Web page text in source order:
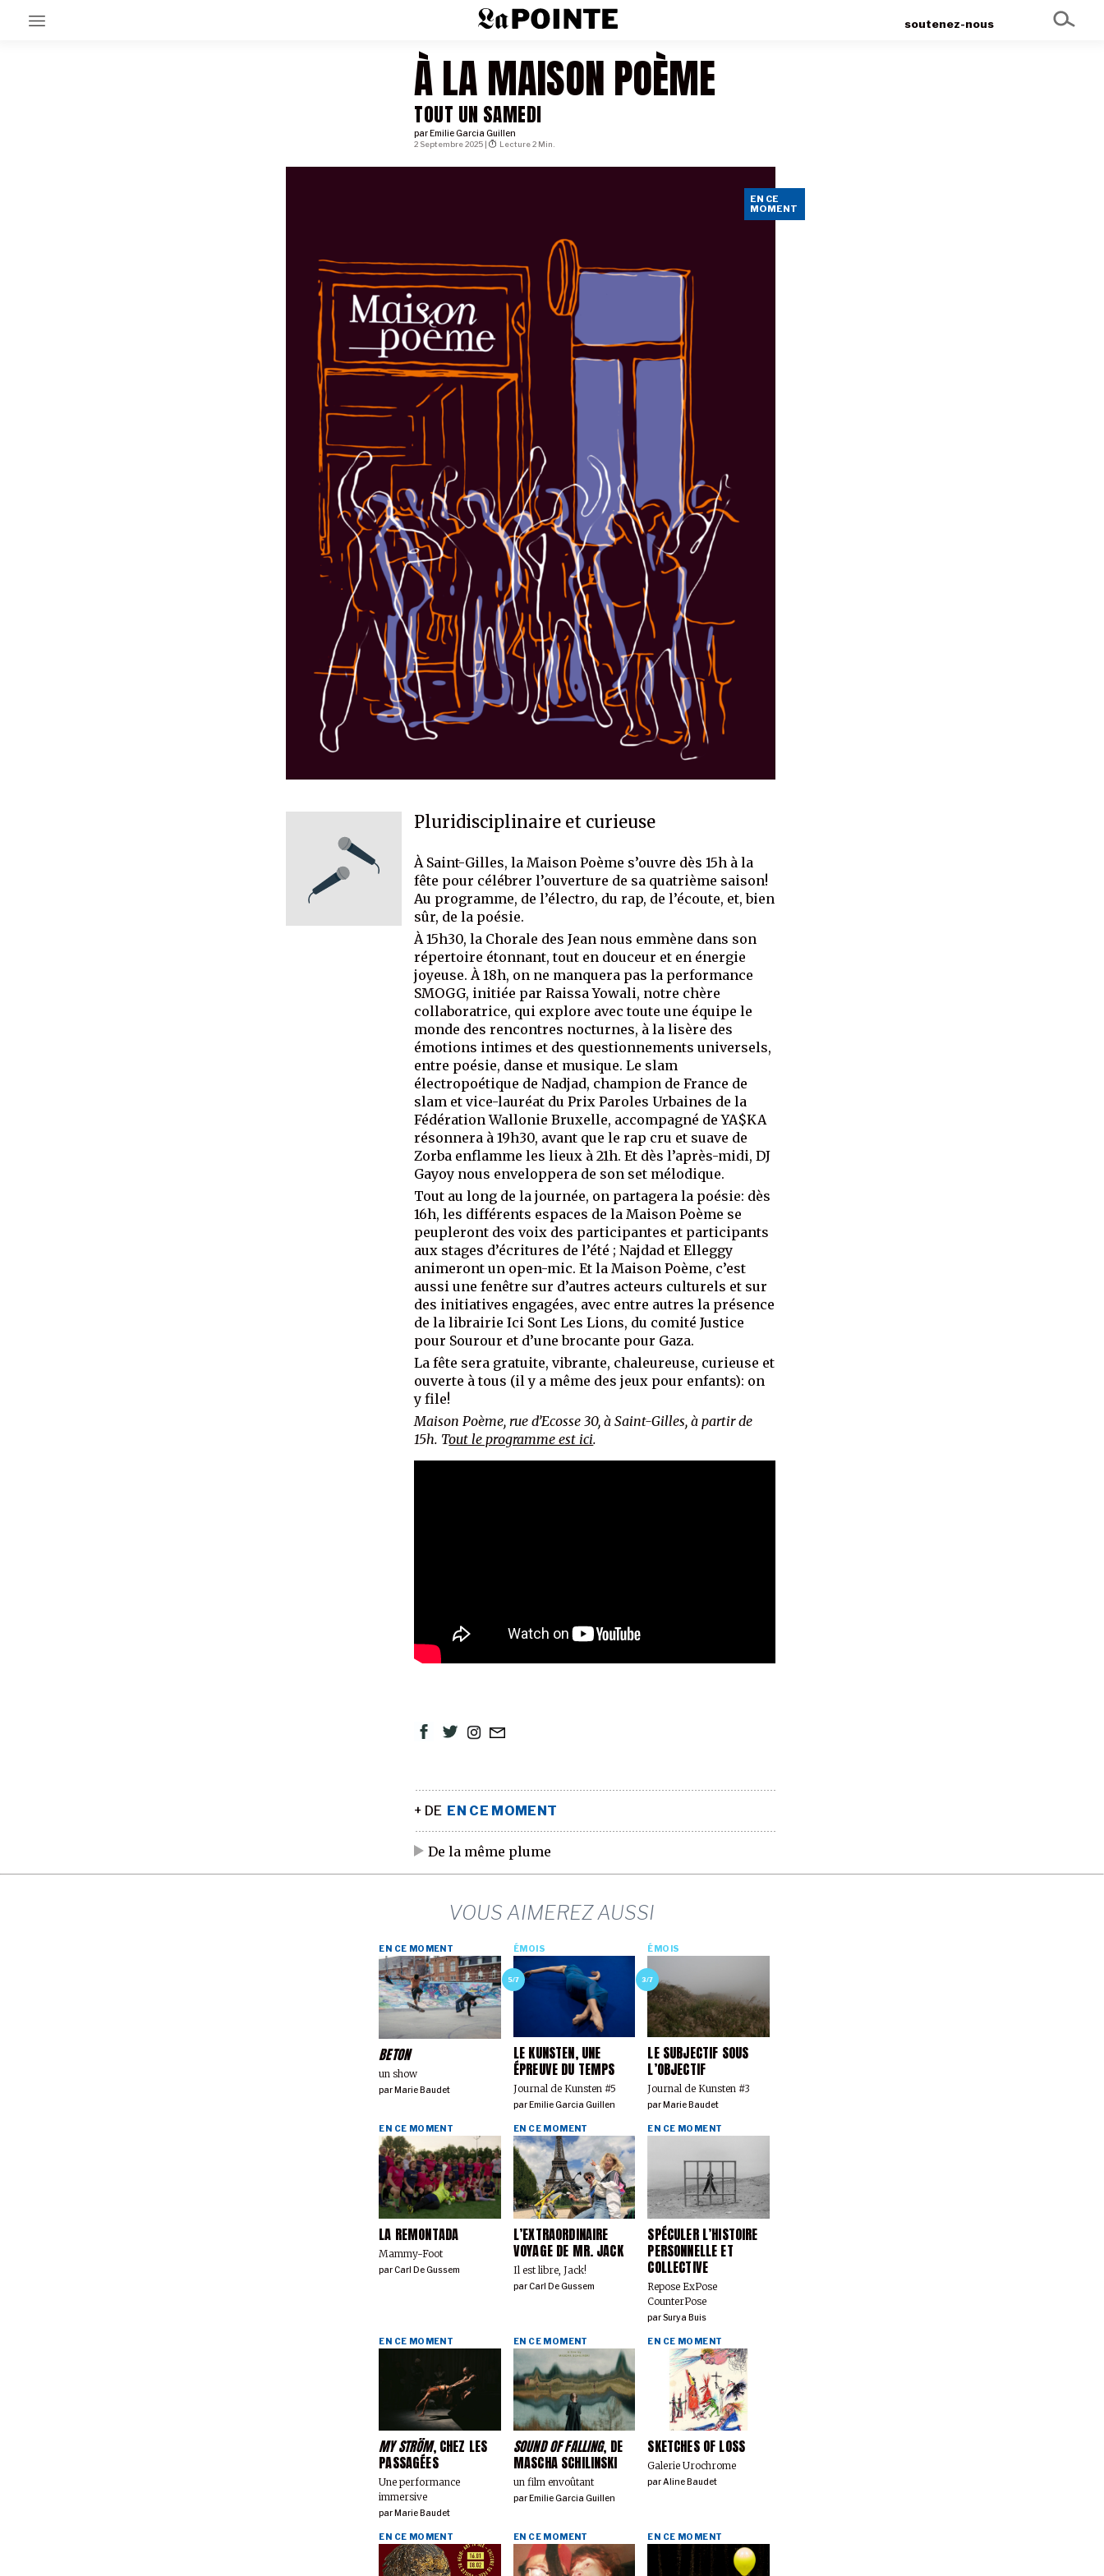
soutenez-nous
À LA MAISON POÈME
TOUT UN SAMEDI
EN CE
MOMENT
par Emilie Garcia Guillen
Pluridisciplinaire et curieuse
2 Septembre 2025 | Lecture 2 Min.
À Saint-Gilles, la Maison Poème s’ouvre dès 15h à la
fête pour célébrer l’ouverture de sa quatrième saison!
Au programme, de l’électro, du rap, de l’écoute, et, bien
sûr, de la poésie.
À 15h30, la Chorale des Jean nous emmène dans son
répertoire étonnant, tout en douceur et en énergie
joyeuse. À 18h, on ne manquera pas la performance
SMOGG, initiée par Raissa Yowali, notre chère
collaboratrice, qui explore avec toute une équipe le
monde des rencontres nocturnes, à la lisère des
émotions intimes et des questionnements universels,
entre poésie, danse et musique. Le slam
électropoétique de Nadjad, champion de France de
slam et vice-lauréat du Prix Paroles Urbaines de la
Fédération Wallonie Bruxelle, accompagné de YA$KA
résonnera à 19h30, avant que le rap cru et suave de
Zorba enflamme les lieux à 21h. Et dès l’après-midi, DJ
Gayoy nous enveloppera de son set mélodique.
Tout au long de la journée, on partagera la poésie: dès
16h, les différents espaces de la Maison Poème se
peupleront des voix des participantes et participants
aux stages d’écritures de l’été ; Najdad et Elleggy
animeront un open-mic. Et la Maison Poème, c’est
aussi une fenêtre sur d’autres acteurs culturels et sur
des initiatives engagées, avec entre autres la présence
de la librairie Ici Sont Les Lions, du comité Justice
pour Sourour et d’une brocante pour Gaza.
La fête sera gratuite, vibrante, chaleureuse, curieuse et
ouverte à tous (il y a même des jeux pour enfants): on
y file!
Maison Poème, rue d’Ecosse 30, à Saint-Gilles, à partir de
15h. Tout le programme est ici.
+ DE EN CE MOMENT
De la même plume
VOUS AIMEREZ AUSSI
BETON
un show
EN CE MOMENT
parMarie Baudet
5/7
LE KUNSTEN, UNE
ÉPREUVE DU TEMPS
Journal de Kunsten #5
ÉMOIS
par Emilie Garcia Guillen
3/7
LE SUBJECTIF SOUS
L’OBJECTIF
Journal de Kunsten #3
ÉMOIS
par Marie Baudet
LA REMONTADA
Mammy-Foot
EN CE MOMENT
parCarl De Gussem
L’EXTRAORDINAIRE
VOYAGE DE MR. JACK
Il est libre, Jack!
EN CE MOMENT
parCarl De Gussem
SPÉCULER L’HISTOIRE
PERSONNELLE ET
COLLECTIVE
Repose ExPose
CounterPose
EN CE MOMENT
parSurya Buis
MY STRÖM, CHEZ LES
PASSAGÉES
Une performance
immersive
EN CE MOMENT
parMarie Baudet
SOUND OF FALLING, DE
MASCHA SCHILINSKI
un film envoûtant
EN CE MOMENT
parEmilie Garcia Guillen
SKETCHES OF LOSS
Galerie Urochrome
EN CE MOMENT
parAline Baudet
EN CE MOMENT EN CE MOMENT EN CE MOMENT